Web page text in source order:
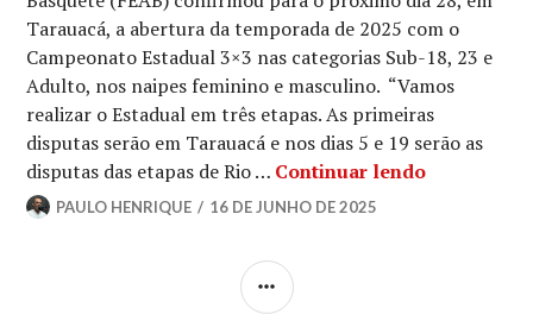
Tarauacá, a abertura da temporada de 2025 com o
Campeonato Estadual 3×3 nas categorias Sub-18, 23 e
Adulto, nos naipes feminino e masculino. “Vamos
realizar o Estadual em três etapas. As primeiras
disputas serão em Tarauacá e nos dias 5 e 19 serão as
disputas das etapas de Rio … Continuar lendo
PAULO HENRIQUE 16 DE JUNHO DE 2025